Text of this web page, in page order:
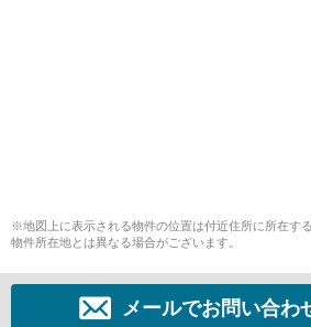
※地図上に表示される物件の位置は付近住所に所在す
物件所在地とは異なる場合がございます。
メールでお問い合わ